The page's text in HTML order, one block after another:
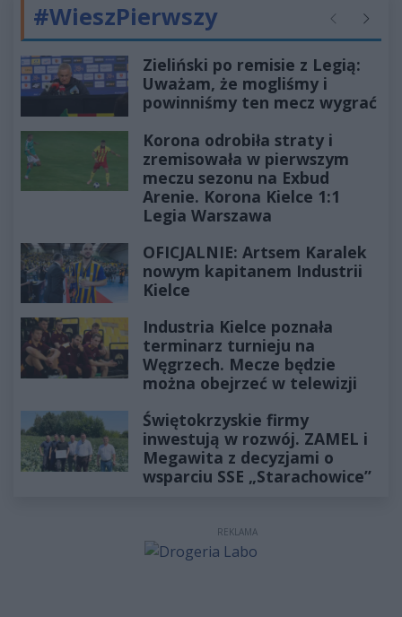
#WieszPierwszy Poprzednie
Zieliński po remisie z Legią:
Uważam, że mogliśmy i
powinniśmy ten mecz wygrać
Korona odrobiła straty i
zremisowała w pierwszym
meczu sezonu na Exbud
Arenie. Korona Kielce 1:1
Legia Warszawa
OFICJALNIE: Artsem Karalek
nowym kapitanem Industrii
Kielce
Industria Kielce poznała
terminarz turnieju na
Węgrzech. Mecze będzie
można obejrzeć w telewizji
Świętokrzyskie firmy
inwestują w rozwój. ZAMEL i
Megawita z decyzjami o
wsparciu SSE „Starachowice”
REKLAMA